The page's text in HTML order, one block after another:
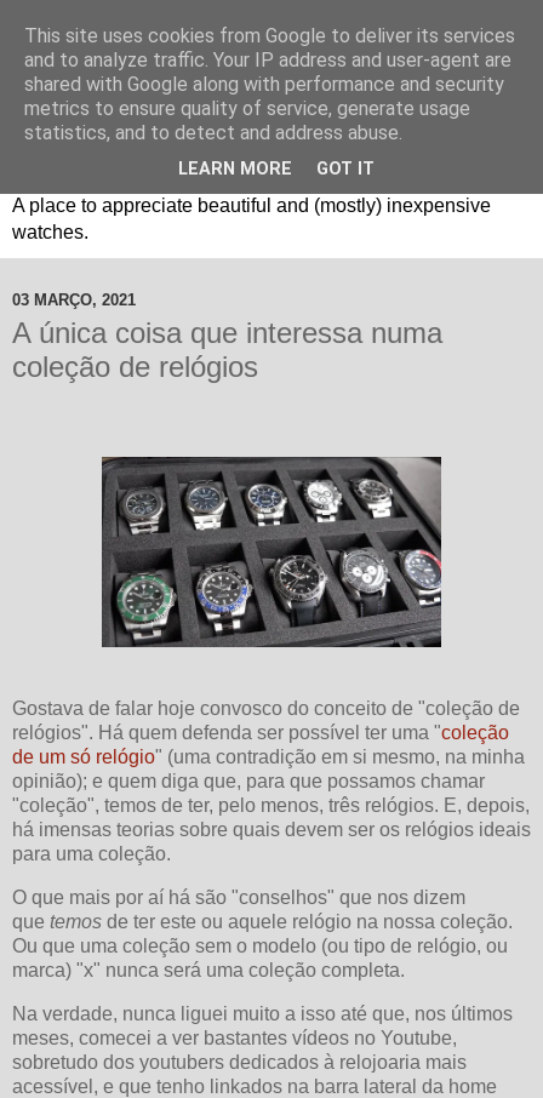
Um espaço sobre relógios "B3": Bons, Bonitos e Baratos. //
A place to appreciate beautiful and (mostly) inexpensive
watches.
03 MARÇO, 2021
A única coisa que interessa numa
coleção de relógios
Gostava de falar hoje convosco do conceito de "coleção de
relógios". Há quem defenda ser possível ter uma "coleção
de um só relógio" (uma contradição em si mesmo, na minha
opinião); e quem diga que, para que possamos chamar
"coleção", temos de ter, pelo menos, três relógios. E, depois,
há imensas teorias sobre quais devem ser os relógios ideais
para uma coleção.
O que mais por aí há são "conselhos" que nos dizem
que temos de ter este ou aquele relógio na nossa coleção.
Ou que uma coleção sem o modelo (ou tipo de relógio, ou
marca) "x" nunca será uma coleção completa.
Na verdade, nunca liguei muito a isso até que, nos últimos
meses, comecei a ver bastantes vídeos no Youtube,
sobretudo dos youtubers dedicados à relojoaria mais
acessível, e que tenho linkados na barra lateral da home
This site uses cookies from Google to deliver its services
and to analyze traffic. Your IP address and user-agent are
shared with Google along with performance and security
metrics to ensure quality of service, generate usage
statistics, and to detect and address abuse.
LEARN MORE GOT IT